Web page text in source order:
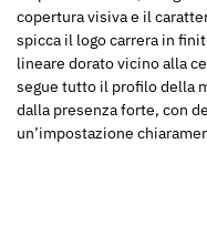
copertura visiva e il
spicca il logo carrera in
lineare dorato vicino alla
segue tutto il profilo della
dalla presenza forte, con
un’impostazione